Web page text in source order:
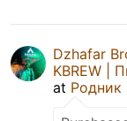
Dzhafar
KBREW |
at Родник